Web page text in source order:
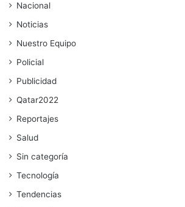
Nacional
Noticias
Nuestro Equipo
Policial
Publicidad
Qatar2022
Reportajes
Salud
Sin categoría
Tecnología
Tendencias